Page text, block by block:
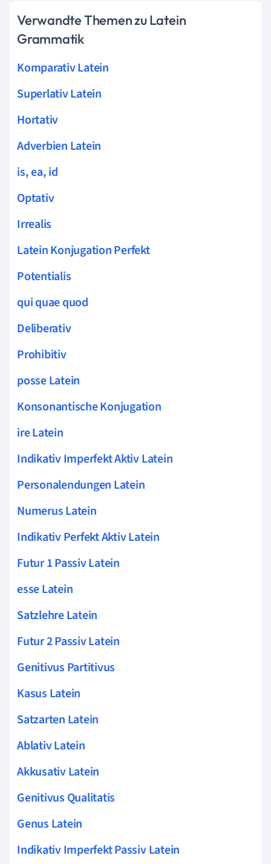
Verwandte Themen zu Latein
Grammatik
Komparativ Latein
Superlativ Latein
Hortativ
Adverbien Latein
is, ea, id
Optativ
Irrealis
Latein Konjugation Perfekt
Potentialis
qui quae quod
Deliberativ
Prohibitiv
posse Latein
Konsonantische Konjugation
ire Latein
Indikativ Imperfekt Aktiv Latein
Personalendungen Latein
Numerus Latein
Indikativ Perfekt Aktiv Latein
Futur 1 Passiv Latein
esse Latein
Satzlehre Latein
Futur 2 Passiv Latein
Genitivus Partitivus
Kasus Latein
Satzarten Latein
Ablativ Latein
Akkusativ Latein
Genitivus Qualitatis
Genus Latein
Indikativ Imperfekt Passiv Latein